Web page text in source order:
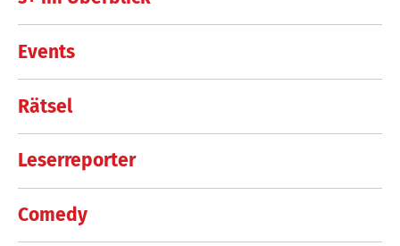
Events
Rätsel
Leserreporter
Comedy